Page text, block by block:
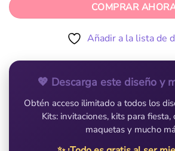
COMPRAR
Añadir a la lista de
💖 Descarga este diseño y
Obtén acceso ilimitado a todos los
Kits: invitaciones, kits para fiesta,
maquetas y mucho